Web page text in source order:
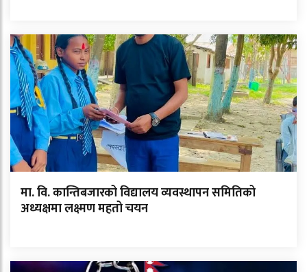
मा. वि. कान्तिबजारको विद्यालय व्यवस्थापन समितिको
अध्यक्षमा लक्ष्मण महतो चयन